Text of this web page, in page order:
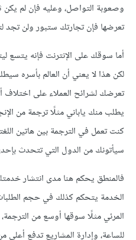
وصعوبة التواصل، وعليه فإن لم
تعرضها فإن تجارتك ستبور ولن
أما سوقك على الإنترنت فإنه يتسع
لكن هذا لا يعني أن العالم بأسره
تعرضك لشرائح العملاء على اختلاف
يطلب منك ياباني مثلًا ترجمة من
كنت تعمل في الترجمة بين هاتين
سيأتونك من الدول التي تتحدث
فالمنطق يحكم هنا مدى انتشار
الخدمة يتحكم كذلك في حجم
المرئي مثلًا سوقها أوسع من
للساعة، وإدارة المشاريع تدفع أعلى